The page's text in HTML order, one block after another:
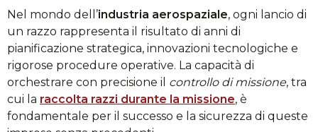
Nel mondo dell’industria aerospaziale, ogni lancio di
un razzo rappresenta il risultato di anni di
pianificazione strategica, innovazioni tecnologiche e
rigorose procedure operative. La capacità di
orchestrare con precisione il controllo di missione, tra
cui la raccolta razzi durante la missione, è
fondamentale per il successo e la sicurezza di queste